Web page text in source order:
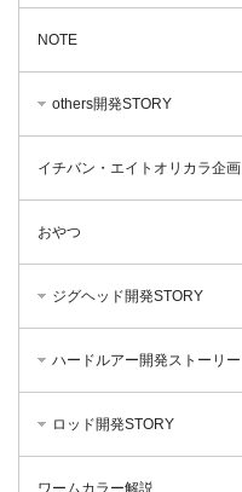
NOTE
others開発STORY
イチバン・エイトオリカラ企画
おやつ
ジグヘッド開発STORY
ハードルアー開発ストーリー
ロッド開発STORY
ワームカラー解説